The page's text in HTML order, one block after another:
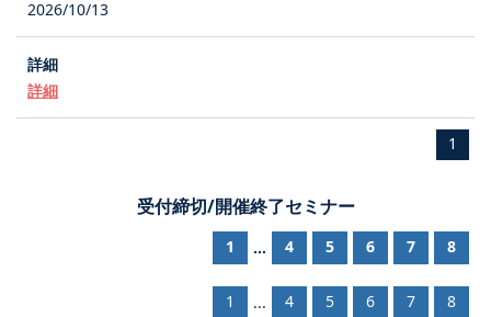
2026/10/13
詳細
1
受付締切/開催終了セミナー
1 ... 4 5 6 7 8
1 ... 4 5 6 7 8